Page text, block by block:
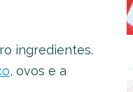
ingredientes.
, ovos e a